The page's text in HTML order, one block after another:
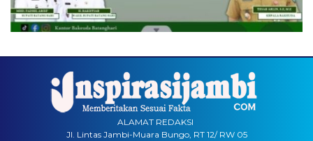
ALAMAT REDAKSI
Jl. Lintas Jambi-Muara Bungo, RT 12/ RW 05